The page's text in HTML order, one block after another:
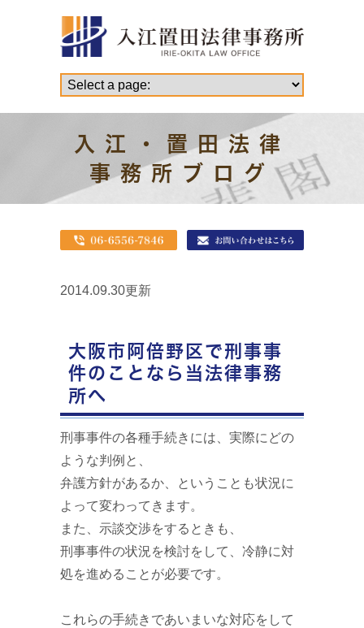
入江・置田法律
事務所ブログ
2014.09.30更新
大阪市阿倍野区で刑事事
件のことなら当法律事務
所へ
刑事事件の各種手続きには、実際にどの
ような判例と、
弁護方針があるか、ということも状況に
よって変わってきます。
また、示談交渉をするときも、
刑事事件の状況を検討をして、冷静に対
処を進めることが必要です。
これらの手続きであいまいな対応をして